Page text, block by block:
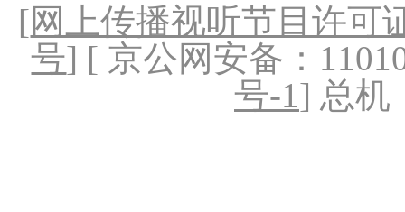
[网上传播视听节目许可
号] [ 京公网安备：
号-1] 总机